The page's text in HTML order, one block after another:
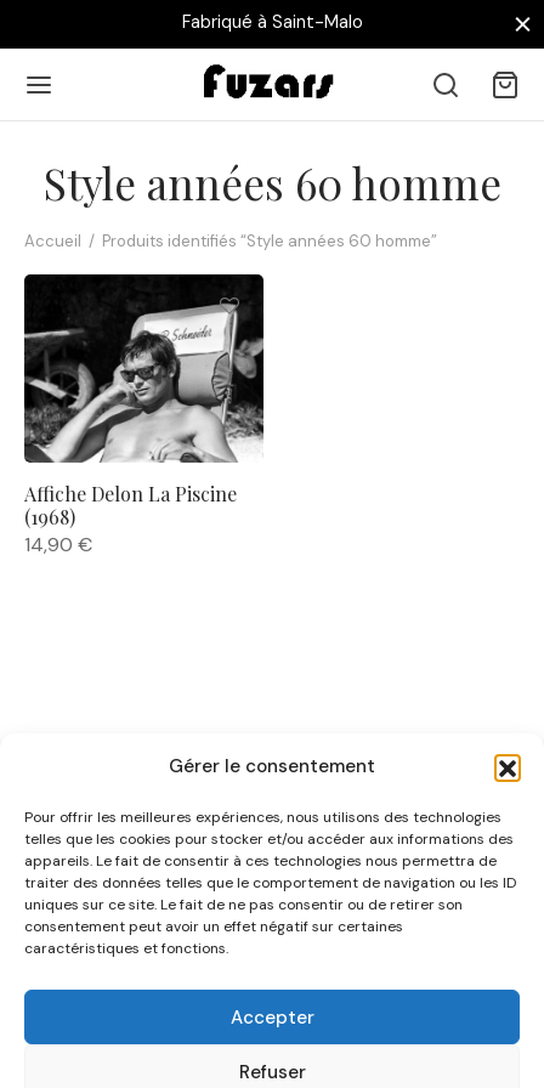
Gérer le consentement
Pour offrir les meilleures expériences, nous utilisons des technologies
telles que les cookies pour stocker et/ou accéder aux informations des
appareils. Le fait de consentir à ces technologies nous permettra de
traiter des données telles que le comportement de navigation ou les ID
uniques sur ce site. Le fait de ne pas consentir ou de retirer son
consentement peut avoir un effet négatif sur certaines
caractéristiques et fonctions.
Accepter
Refuser
Fabriqué à Saint-Malo
Style années 60 homme
Accueil / Produits identifiés “Style années 60 homme”
Affiche Delon La Piscine
(1968)
14,90 €
NOUS CONNAÎTRE
Retour